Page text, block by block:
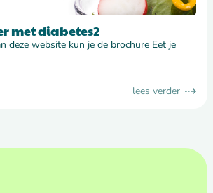
met diabetes2
deze website kun je de brochure Eet je
lees verder